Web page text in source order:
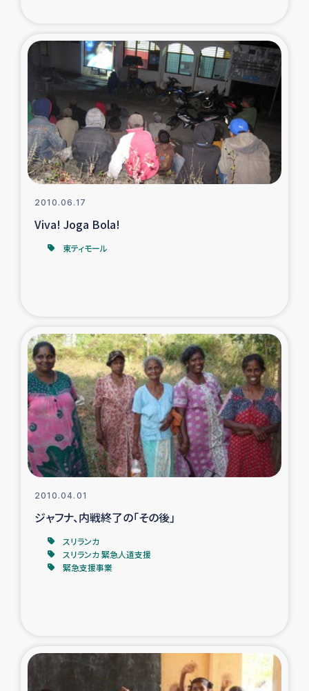
ミャンマー緊急支援
タイ国境ミャンマー移民子ども支援
漁民によるマングローブ植林活動
レバノンでのシリア難民への食糧・越冬支援
レバノンにおける緊急支援
レバノンでのシリア難民への教育支援事業
神原ゼミxパルシック
石巻市街地在宅被災者支援
復興応援隊の活動
仮設住宅生活支援・農業復興支援
漁業復興支援
インターン・ボランティア日誌
経済自立支援事業
ガザ地区における羊の畜産支援
2010.06.17
Viva! Joga Bola!
東ティモール
2010.04.01
ジャフナ、内戦終了の「その後」
スリランカ
スリランカ 緊急人道支援
緊急支援事業